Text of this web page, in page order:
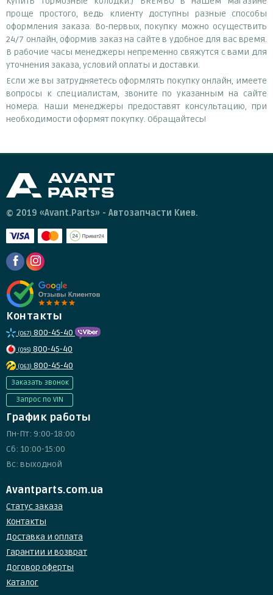
проще простого, ведь клиенту доступны разные способы
оформления заказа. Во-первых, покупку можно осуществить
24/7 онлайн, оформив заказ на сайте в удобное для вас время.
В рабочие часы менеджеры непременно свяжутся с вами для
уточнения заказа, условий оплаты и доставки.
Если же вы затрудняетесь оформлять покупку онлайн, имеете
вопросы к специалистам, звоните по указанным на сайте
номера. Наши менеджеры предоставят консультацию, при
необходимости оформят покупку. Обращайтесь!
© 2019 «Avant.Parts» - Автозапчасти Киев.
Контакты
(067) 800-45-40
(095) 800-45-40
(063) 800-45-40
Заказать звонок
Запрос по VIN
График работы
Пн-Пт: 9:00-18:00
Сб: 10:00-15:00
Вс: выходной
Avantparts.com.ua
Статус заказа
Контакты
Доставка и оплата
Гарантии и возврат
Договор оферты
Каталог